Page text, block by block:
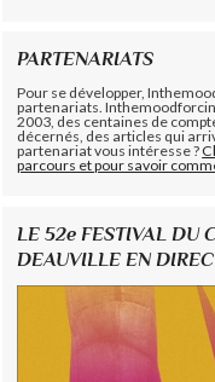
PARTENARIATS
Pour se développer,
partenariats.
2003, des centaines de
décernés, des articles qui
partenariat vous intéresse ?
parcours et pour savoir
LE 52e FESTIVAL DU
DEAUVILLE EN